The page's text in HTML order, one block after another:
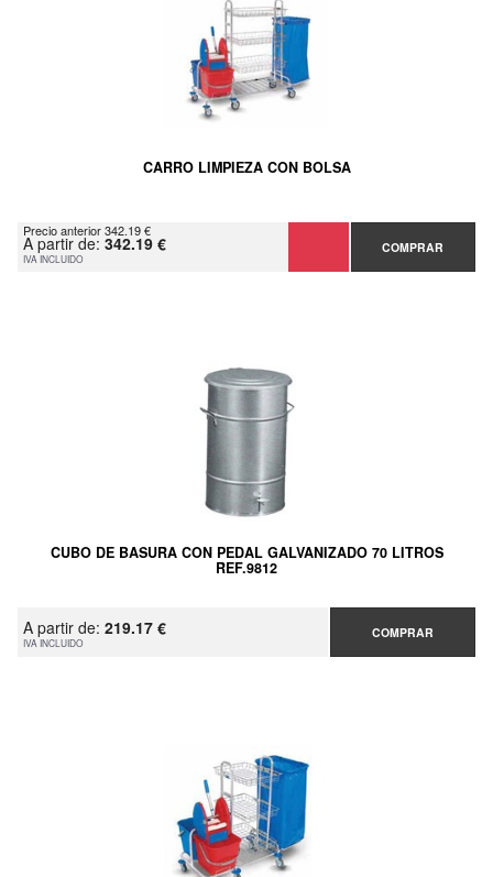
CARRO LIMPIEZA CON BOLSA
Precio anterior 342.19 €
A partir de: 342.19 €
IVA INCLUIDO
COMPRAR
CUBO DE BASURA CON PEDAL GALVANIZADO 70 LITROS
REF.9812
A partir de: 219.17 €
IVA INCLUIDO
COMPRAR